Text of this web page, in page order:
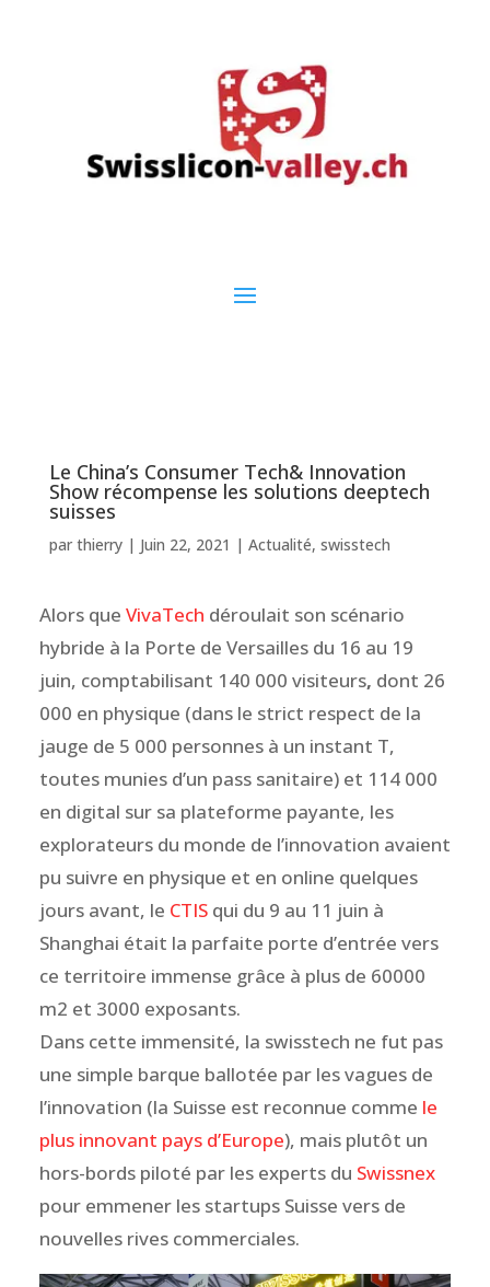
Le China’s Consumer Tech& Innovation
Show récompense les solutions deeptech
suisses
par thierry| Juin 22, 2021 | Actualité, swisstech
Alors que VivaTech déroulait son scénario
hybride à la Porte de Versailles du 16 au 19
juin, comptabilisant 140 000 visiteurs, dont 26
000 en physique (dans le strict respect de la
jauge de 5 000 personnes à un instant T,
toutes munies d’un pass sanitaire) et 114 000
en digital sur sa plateforme payante, les
explorateurs du monde de l’innovation avaient
pu suivre en physique et en online quelques
jours avant, le CTISqui du 9 au 11 juin à
Shanghai était la parfaite porte d’entrée vers
ce territoire immense grâce à plus de 60000
m2 et 3000 exposants.
Dans cette immensité, la swisstech ne fut pas
une simple barque ballotée par les vagues de
l’innovation (la Suisse est reconnue comme le
plus innovant pays d’Europe), mais plutôt un
hors-bords piloté par les experts du Swissnex
pour emmener les startups Suisse vers de
nouvelles rives commerciales.